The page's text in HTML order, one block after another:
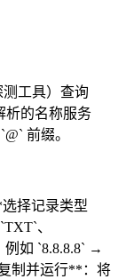
测工具）查询
析的名称服务
前缀。
择记录类型
、
如 `8.8.8.8` →
制并运行**：将